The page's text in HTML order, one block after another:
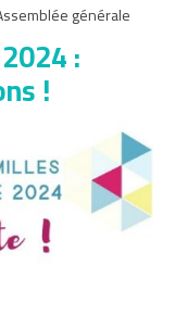
générale
:
!